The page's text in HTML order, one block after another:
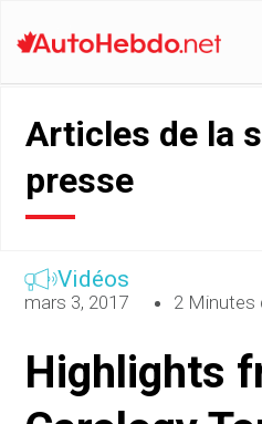
Articles de la
presse
Vidéos
mars 3, 2017 2 Minutes
Highlights